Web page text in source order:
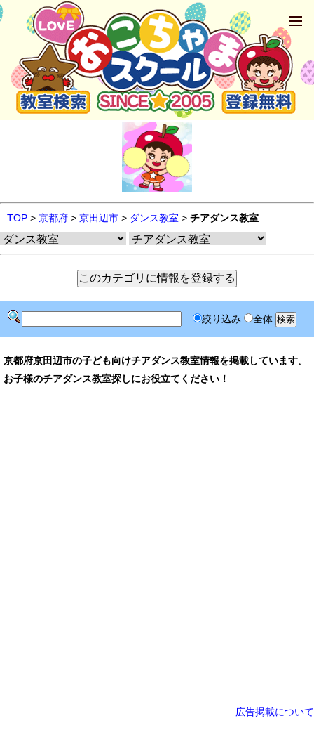
TOP > 京都府 > 京田辺市 > ダンス教室 > チアダンス教室
絞り込み 全体
京都府京田辺市の子ども向けチアダンス教室情報を掲載しています。
お子様のチアダンス教室探しにお役立てください！
広告掲載について